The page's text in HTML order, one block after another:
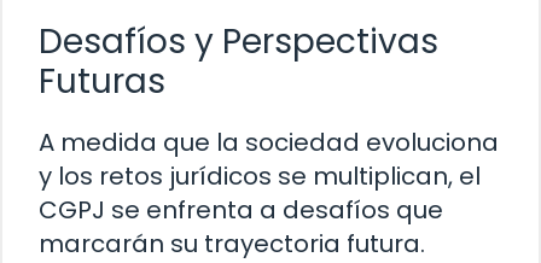
Desafíos y Perspectivas
Futuras
A medida que la sociedad evoluciona
y los retos jurídicos se multiplican, el
CGPJ se enfrenta a desafíos que
marcarán su trayectoria futura.